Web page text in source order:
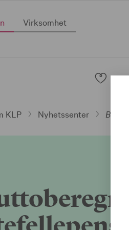
Virksomhet
KLP Nyhetssenter